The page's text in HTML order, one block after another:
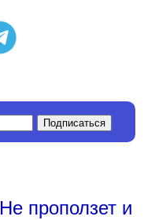
Не проползет и